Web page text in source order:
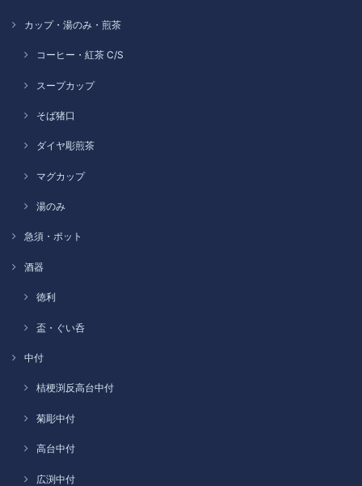
カップ・湯のみ・煎茶
コーヒー・紅茶 C/S
スープカップ
そば猪口
ダイヤ彫煎茶
マグカップ
湯のみ
急須・ポット
酒器
徳利
盃・ぐい呑
中付
桔梗渕反高台中付
菊彫中付
高台中付
広渕中付